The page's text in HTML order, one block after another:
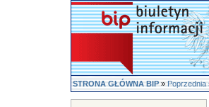
STRONA GŁÓWNA BIP»Poprzednia